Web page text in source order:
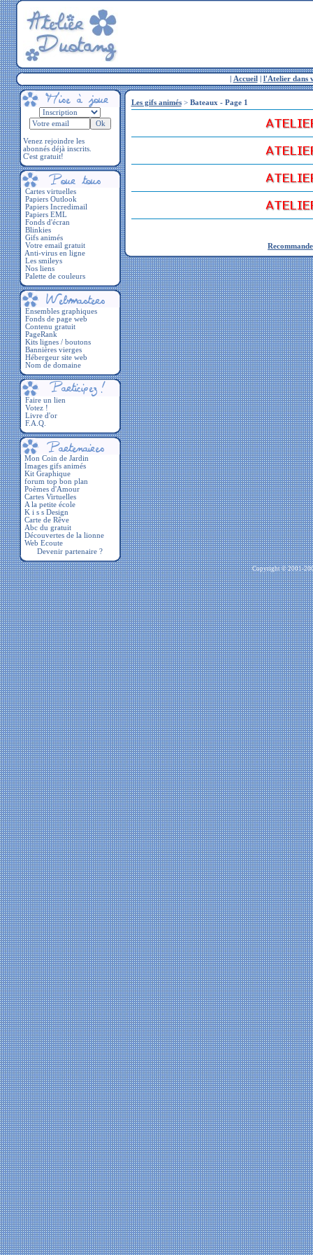
Accueil l'Atelier dans
Venez rejoindre les
abonnés déjà inscrits.
C'est gratuit!
Cartes virtuelles
Papiers Outlook
Papiers Incredimail
Papiers EML
Fonds d'écran
Blinkies
Gifs animés
Votre email gratuit
Anti-virus en ligne
Les smileys
Nos liens
Palette de couleurs
Ensembles graphiques
Fonds de page web
Contenu gratuit
PageRank
Kits lignes / boutons
Bannières vierges
Hébergeur site web
Nom de domaine
Faire un lien
Votez !
Livre d'or
F.A.Q.
Devenir partenaire ?
Les gifs animés> Bateaux - Page 1
Copyright © 2001-